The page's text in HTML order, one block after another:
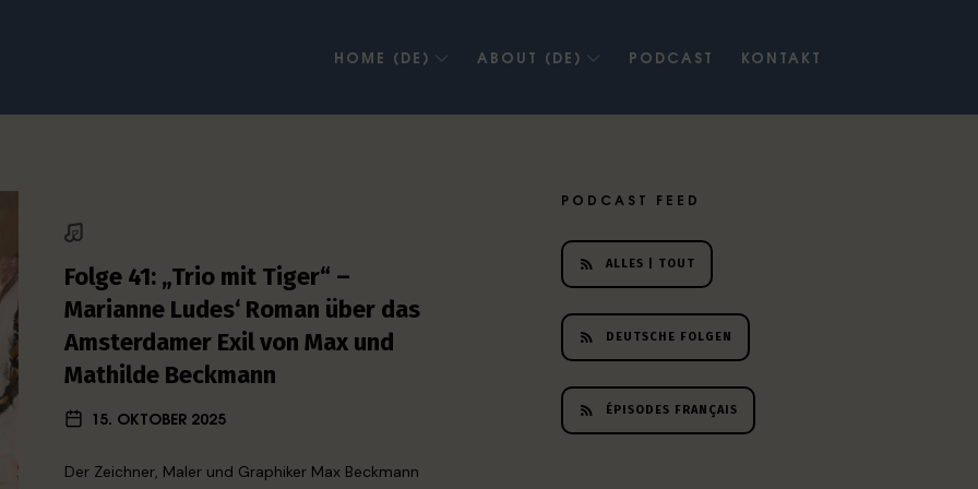
HOME (DE) ABOUT (DE) PODCAST KONTAKT
Folge 41: „Trio mit Tiger“ –
Marianne Ludes‘ Roman über das
Amsterdamer Exil von Max und
Mathilde Beckmann
15. OKTOBER 2025
Der Zeichner, Maler und Graphiker Max Beckmann
PODCAST FEED
ALLES | TOUT
DEUTSCHE FOLGEN
ÉPISODES FRANÇAIS